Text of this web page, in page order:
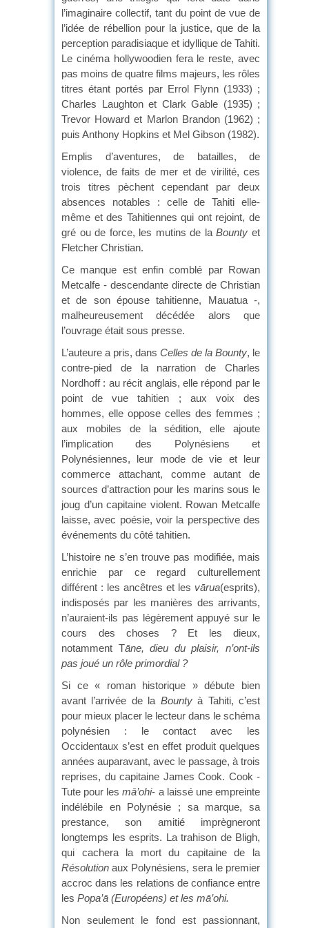
l’imaginaire collectif, tant du point de vue de
l’idée de rébellion pour la justice, que de la
perception paradisiaque et idyllique de Tahiti.
Le cinéma hollywoodien fera le reste, avec
pas moins de quatre films majeurs, les rôles
titres étant portés par Errol Flynn (1933) ;
Charles Laughton et Clark Gable (1935) ;
Trevor Howard et Marlon Brandon (1962) ;
puis Anthony Hopkins et Mel Gibson (1982).
Emplis d’aventures, de batailles, de
violence, de faits de mer et de virilité, ces
trois titres pèchent cependant par deux
absences notables : celle de Tahiti elle-
même et des Tahitiennes qui ont rejoint, de
gré ou de force, les mutins de laBounty et
Fletcher Christian.
Ce manque est enfin comblé par Rowan
Metcalfe - descendante directe de Christian
et de son épouse tahitienne, Mauatua -,
malheureusement décédée alors que
l’ouvrage était sous presse.
L’auteure a pris, dans Celles de la Bounty, le
contre-pied de la narration de Charles
Nordhoff : au récit anglais, elle répond par le
point de vue tahitien ; aux voix des
hommes, elle oppose celles des femmes ;
aux mobiles de la sédition, elle ajoute
l’implication des Polynésiens et
Polynésiennes, leur mode de vie et leur
commerce attachant, comme autant de
sources d’attraction pour les marins sous le
joug d’un capitaine violent. Rowan Metcalfe
laisse, avec poésie, voir la perspective des
événements du côté tahitien.
L’histoire ne s’en trouve pas modifiée, mais
enrichie par ce regard culturellement
différent : les ancêtres et les vārua(esprits),
indisposés par les manières des arrivants,
n’auraient-ils pas légèrement appuyé sur le
cours des choses ? Et les dieux,
notamment Tāne, dieu du plaisir, n’ont-ils
pas joué un rôle primordial ?
Si ce « roman historique » débute bien
avant l’arrivée de la Bountyà Tahiti, c’est
pour mieux placer le lecteur dans le schéma
polynésien : le contact avec les
Occidentaux s’est en effet produit quelques
années auparavant, avec le passage, à trois
reprises, du capitaine James Cook. Cook -
Tute pour lesmā’ohi- a laissé une empreinte
indélébile en Polynésie ; sa marque, sa
prestance, son amitié imprègneront
longtemps les esprits. La trahison de Bligh,
qui cachera la mort du capitaine de la
Résolution aux Polynésiens, sera le premier
accroc dans les relations de confiance entre
les Popa’ā (Européens) et les mā’ohi.
Non seulement le fond est passionnant,